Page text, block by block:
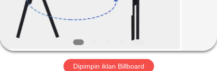
TENTANG
KAMI
TUR
Dipimpin iklan Billboard